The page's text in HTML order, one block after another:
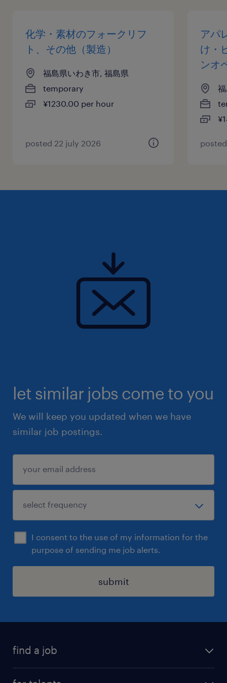
化学・素材のフォークリフ
ト、その他（製造）
福島県いわき市, 福島県
temporary
¥1230.00 per hour
posted 22 july 2026
アパ
け・
ンオ
let similar jobs come to you
We will keep you updated when we have
similar job postings.
I consent to the use of my information for the
purpose of sending me job alerts.
submit
find a job